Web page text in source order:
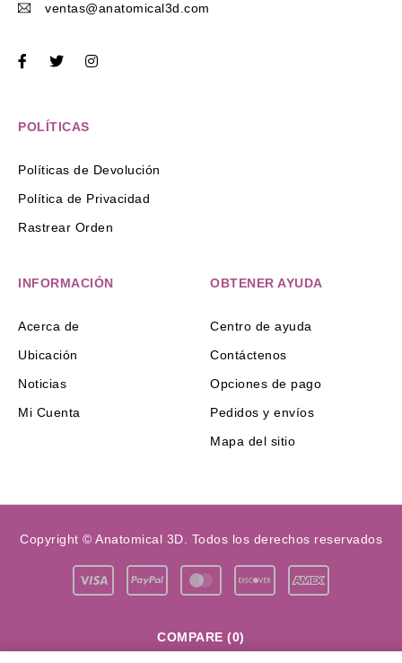
ventas@anatomical3d.com
POLÍTICAS
Políticas de Devolución
Política de Privacidad
Rastrear Orden
INFORMACIÓN
Acerca de
Ubicación
Noticias
Mi Cuenta
OBTENER AYUDA
Centro de ayuda
Contáctenos
Opciones de pago
Pedidos y envíos
Mapa del sitio
Copyright © Anatomical 3D. Todos los derechos reservados
COMPARE (0)